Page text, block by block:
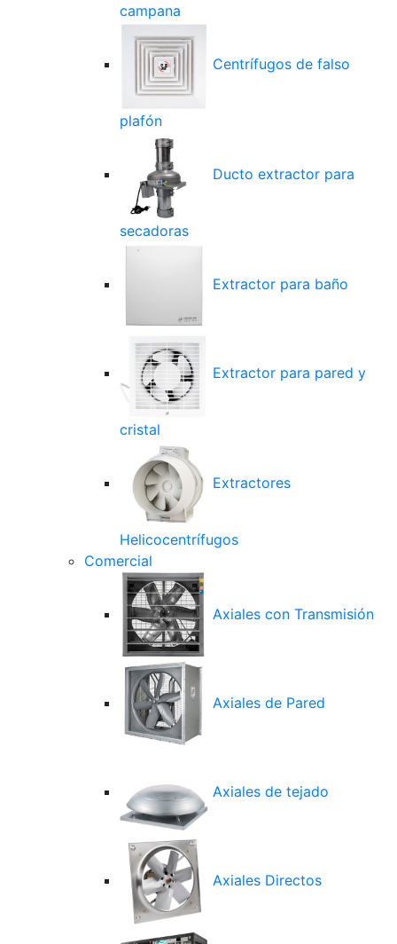
campana
Centrífugos de falso
plafón
Ducto extractor para
secadoras
Extractor para baño
Extractor para pared y
cristal
Extractores
Helicocentrífugos
Comercial
Axiales con Transmisión
Axiales de Pared
Axiales de tejado
Axiales Directos